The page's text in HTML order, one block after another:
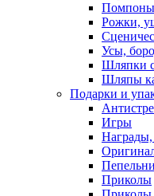
Помпоны
Рожки,
Усы,
Шляпки с
Шляпы
Подарки и
Игры
Награды,
Приколы